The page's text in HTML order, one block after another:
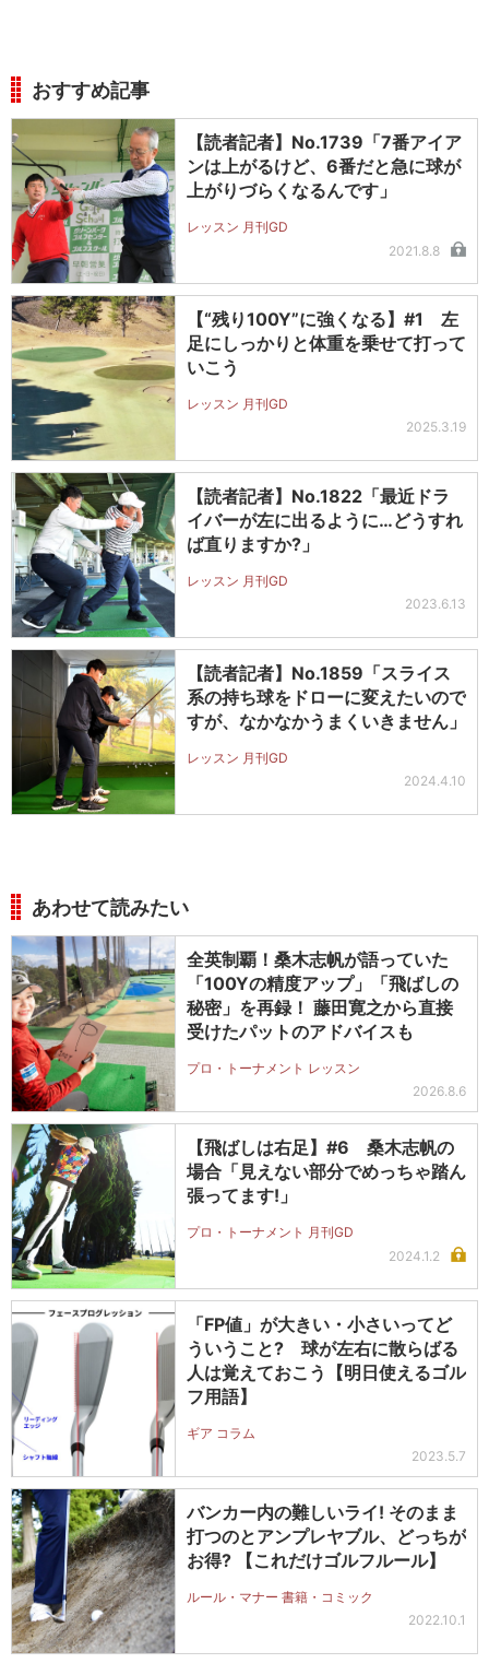
おすすめ記事
【読者記者】No.1739「7番アイア
ンは上がるけど、6番だと急に球が
上がりづらくなるんです」
レッスン 月刊GD
2021.8.8
【“残り100Y”に強くなる】#1 左
足にしっかりと体重を乗せて打って
いこう
レッスン 月刊GD
2025.3.19
【読者記者】No.1822「最近ドラ
イバーが左に出るように…どうすれ
ば直りますか?」
レッスン 月刊GD
2023.6.13
【読者記者】No.1859「スライス
系の持ち球をドローに変えたいので
すが、なかなかうまくいきません」
レッスン 月刊GD
2024.4.10
あわせて読みたい
全英制覇！桑木志帆が語っていた
「100Yの精度アップ」「飛ばしの
秘密」を再録！ 藤田寛之から直接
受けたパットのアドバイスも
プロ・トーナメント レッスン
2026.8.6
【飛ばしは右足】#6 桑木志帆の
場合「見えない部分でめっちゃ踏ん
張ってます!」
プロ・トーナメント 月刊GD
2024.1.2
「FP値」が大きい・小さいってど
ういうこと? 球が左右に散らばる
人は覚えておこう【明日使えるゴル
フ用語】
ギア コラム
2023.5.7
バンカー内の難しいライ! そのまま
打つのとアンプレヤブル、どっちが
お得? 【これだけゴルフルール】
ルール・マナー 書籍・コミック
2022.10.1